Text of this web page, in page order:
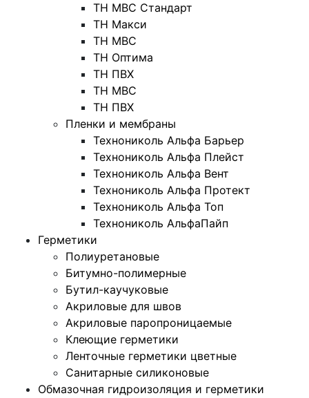
TH MBC Стандарт
TH Макси
TH МВС
TH Оптима
TH ПВХ
ТН МВС
ТН ПВХ
Пленки и мембраны
Технониколь Альфа Барьер
Технониколь Альфа Плейст
Технониколь Альфа Вент
Технониколь Альфа Протект
Технониколь Альфа Топ
Технониколь АльфаПайп
Герметики
Полиуретановые
Битумно-полимерные
Бутил-каучуковые
Акриловые для швов
Акриловые паропроницаемые
Клеющие герметики
Ленточные герметики цветные
Санитарные силиконовые
Обмазочная гидроизоляция и герметики